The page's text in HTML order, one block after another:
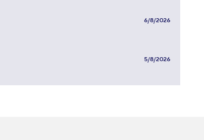
6/8/2026
5/8/2026